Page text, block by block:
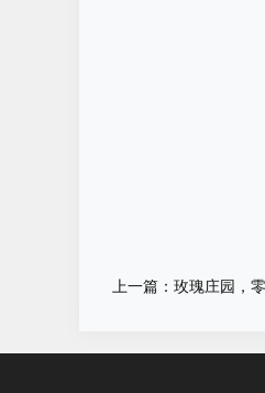
上一篇：玫瑰庄园，